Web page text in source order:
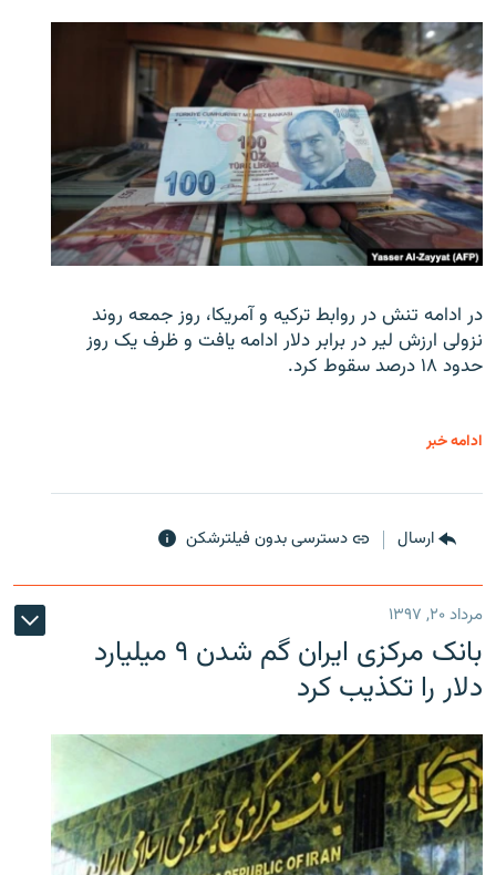
در ادامه تنش در روابط ترکیه و آمریکا، روز جمعه روند
نزولی ارزش لیر در برابر دلار ادامه یافت و ظرف یک روز
حدود ۱۸ درصد سقوط کرد.
ادامه خبر
ارسال دسترسی بدون فیلترشکن
مرداد ۲۰, ۱۳۹۷
بانک مرکزی ایران گم شدن ۹ میلیارد
دلار را تکذیب کرد